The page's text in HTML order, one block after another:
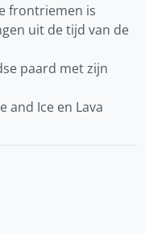
frontriemen is
uit de tijd van de
paard met zijn
and Ice en Lava